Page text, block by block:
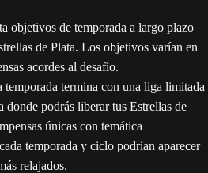
objetivos de temporada a largo plazo
de Plata. Los objetivos varían en
acordes al desafío.
temporada termina con una liga limitada
donde podrás liberar tus Estrellas de
únicas con temática
temporada y ciclo podrían aparecer
relajados.